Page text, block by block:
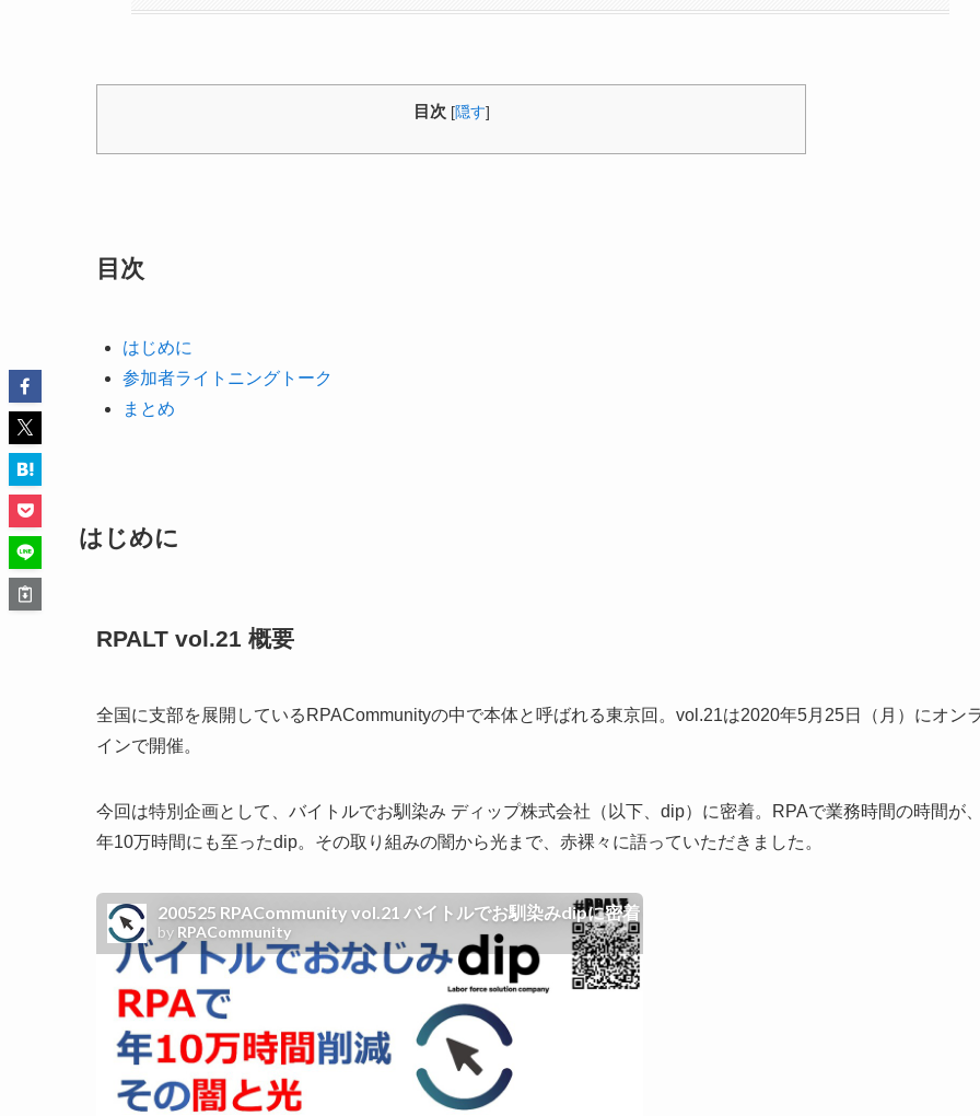
目次 [隠す]
目次
はじめに
参加者ライトニングトーク
まとめ
はじめに
RPALT vol.21 概要
全国に支部を展開しているRPACommunityの中で本体と呼ばれる東京回。vol.21は2020年5月25日（月）にオン
インで開催。
今回は特別企画として、バイトルでお馴染み ディップ株式会社（以下、dip）に密着。RPAで業務時間の時間が
年10万時間にも至ったdip。その取り組みの闇から光まで、赤裸々に語っていただきました。